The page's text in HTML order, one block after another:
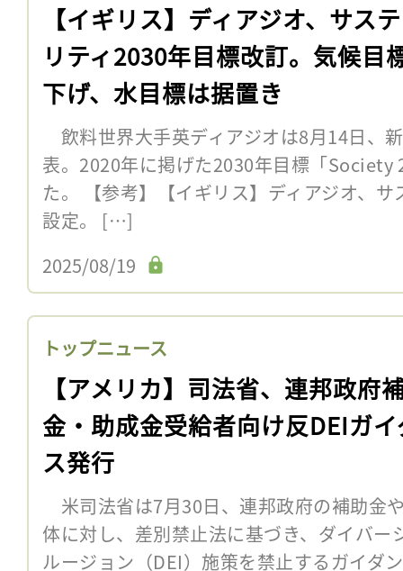
【イギリス】ディアジオ、サス
リティ2030年目標改訂。気候目
下げ、水目標は据置き
飲料世界大手英ディアジオは8月14日、
表。2020年に掲げた2030年目標「Society
た。 【参考】【イギリス】ディアジオ、
設定。 […]
2025/08/19
トップニュース
【アメリカ】司法省、連邦政府
金・助成金受給者向け反DEIガ
ス発行
米司法省は7月30日、連邦政府の補助金
体に対し、差別禁止法に基づき、ダイバー
ルージョン（DEI）施策を禁止するガイダ